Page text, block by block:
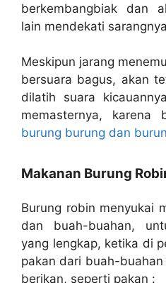
berkembangbiak dan
lain mendekati
Meskipun jarang
bersuara bagus, akan
dilatih suara
memasternya, karena
burung burung dan
Makanan Burung
Burung robin menyukai
dan buah-buahan,
yang lengkap, ketika di
pakan dari buah-
berikan, seperti pakan :